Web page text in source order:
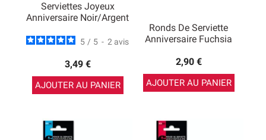
Serviettes Joyeux
Anniversaire Noir/argent
5 / 5 - 2 avis
3,49 €
AJOUTER AU PANIER
Ronds De Serviette
Anniversaire Fuchsia
2,90 €
AJOUTER AU PANIER